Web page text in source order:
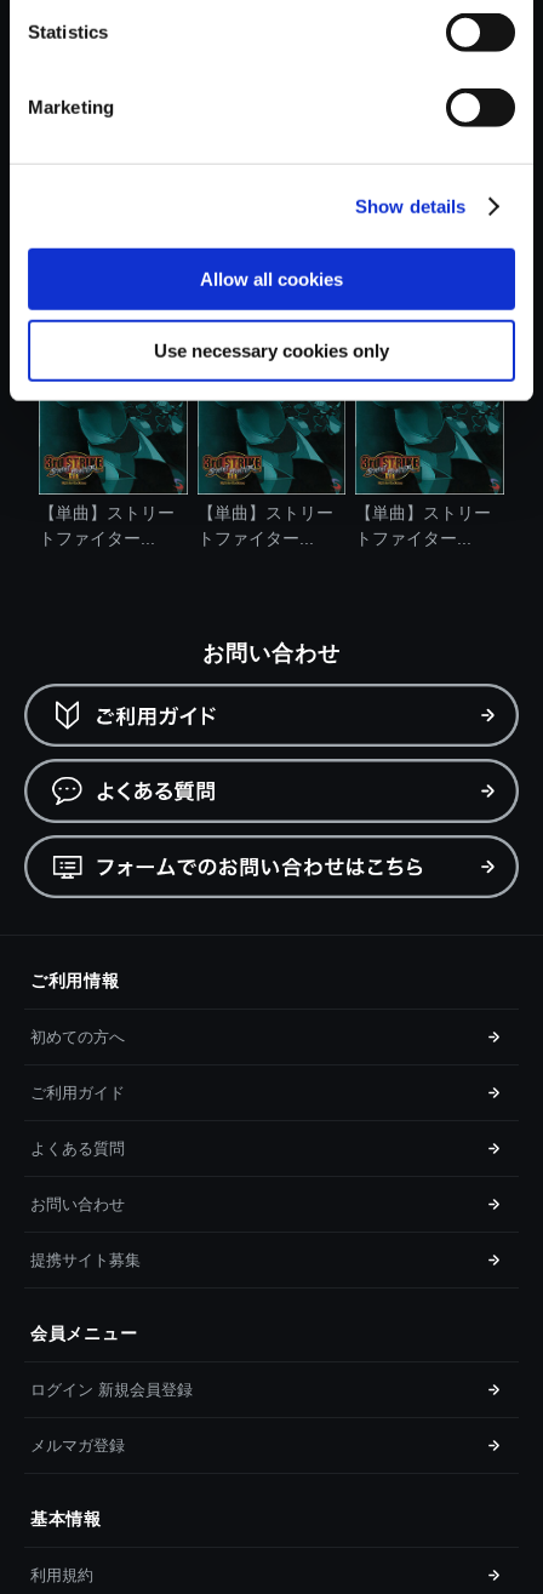
Statistics
Marketing
Show details
Allow all cookies
Use necessary cookies only
【単曲】ストリー
【単曲】ストリー
トファイター...
【単曲】ストリー
トファイター...
【単曲】ストリー
トファイター...
お問い合わせ
ご利用情報
初めての方へ
ご利用ガイド
よくある質問
お問い合わせ
提携サイト募集
会員メニュー
ログイン 新規会員登録
メルマガ登録
基本情報
利用規約